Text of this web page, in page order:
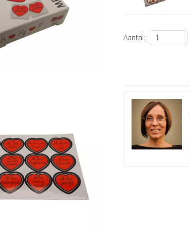
Aantal: